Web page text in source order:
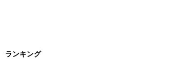
ランキング